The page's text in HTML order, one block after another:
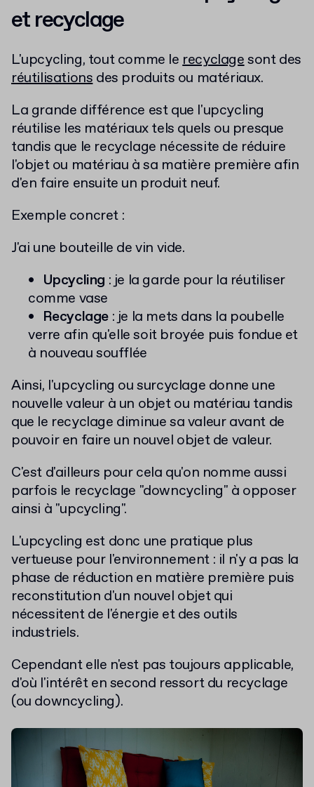
et recyclage
L'upcycling, tout comme lerecyclagesont des
réutilisationsdes produits ou matériaux.
La grande différence est que l'upcycling
réutilise les matériaux tels quels ou presque
tandis que le recyclage nécessite de réduire
l'objet ou matériau à sa matière première afin
d'en faire ensuite un produit neuf.
Exemple concret :
J'ai une bouteille de vin vide.
Upcycling : je la garde pour la réutiliser
comme vase
Recyclage : je la mets dans la poubelle
verre afin qu'elle soit broyée puis fondue et
à nouveau soufflée
Ainsi, l'upcycling ou surcyclage donne une
nouvelle valeur à un objet ou matériau tandis
que le recyclage diminue sa valeur avant de
pouvoir en faire un nouvel objet de valeur.
C'est d'ailleurs pour cela qu'on nomme aussi
parfois le recyclage "downcycling" à opposer
ainsi à "upcycling".
L'upcycling est donc une pratique plus
vertueuse pour l'environnement : il n'y a pas la
phase de réduction en matière première puis
reconstitution d'un nouvel objet qui
nécessitent de l'énergie et des outils
industriels.
Cependant elle n'est pas toujours applicable,
d'où l'intérêt en second ressort du recyclage
(ou downcycling).